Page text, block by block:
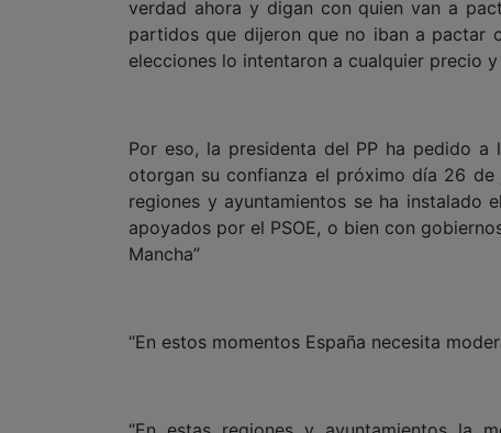
verdad ahora y digan con quien van a
partidos que dijeron que no iban a pactar
elecciones lo intentaron a cualquier precio
Por eso, la presidenta del PP ha pedido
otorgan su confianza el próximo día 26
regiones y ayuntamientos se ha instalado
apoyados por el PSOE, o bien con
Mancha”
“En estos momentos España necesita